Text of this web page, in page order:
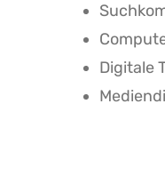
Digitale